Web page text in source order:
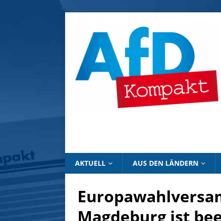
AKTUELL AUS DEN LÄNDERN
Magdeburg ist